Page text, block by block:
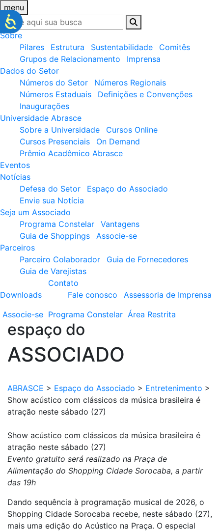
menu
Sobre
Pilares
Estrutura Sustentabilidade
Comitês
Grupos de Relacionamento
Imprensa
Dados do Setor
Números do Setor
Números Regionais
Números Estaduais
Definições e Convenções
Inaugurações
Universidade Abrasce
Sobre a Universidade
Cursos Online
Cursos Presenciais
On Demand
Prêmio Acadêmico Abrasce
Eventos
Notícias
Defesa do Setor
Espaço do Associado
Envie sua Notícia
Seja um Associado
Programa Constelar
Vantagens
Guia de Shoppings
Associe-se
Parceiros
Parceiro Colaborador
Guia de Fornecedores
Guia de Varejistas
Downloads
Contato
Fale conosco
Assessoria de Imprensa
Associe-se Programa Constelar Área Restrita
espaço do
ASSOCIADO
ABRASCE > Espaço do Associado > Entretenimento >
Show acústico com clássicos da música brasileira é
atração neste sábado (27)
Show acústico com clássicos da música brasileira é
atração neste sábado (27)
Evento gratuito será realizado na Praça de
Alimentação do Shopping Cidade Sorocaba, a partir
das 19h
Dando sequência à programação musical de 2026, o
Shopping Cidade Sorocaba recebe, neste sábado (27),
mais uma edição do Acústico na Praça. O especial